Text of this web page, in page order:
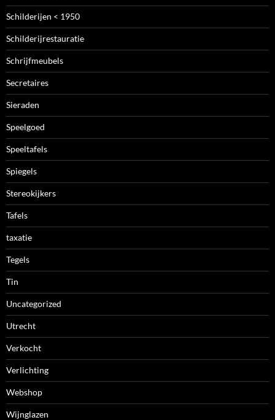
Schilderijen < 1950
Schilderijrestauratie
Schrijfmeubels
Secretaires
Sieraden
Speelgoed
Speeltafels
Spiegels
Stereokijkers
Tafels
taxatie
Tegels
Tin
Uncategorized
Utrecht
Verkocht
Verlichting
Webshop
Wijnglazen